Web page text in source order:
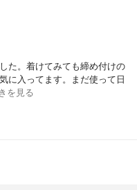
た。着けてみても締め付けの
に入ってます。まだ使って日
を見る